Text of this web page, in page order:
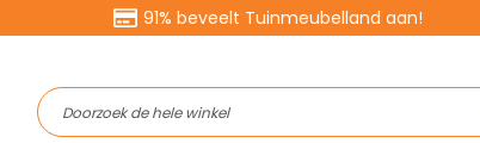
91% beveelt Tuinmeubelland aan!